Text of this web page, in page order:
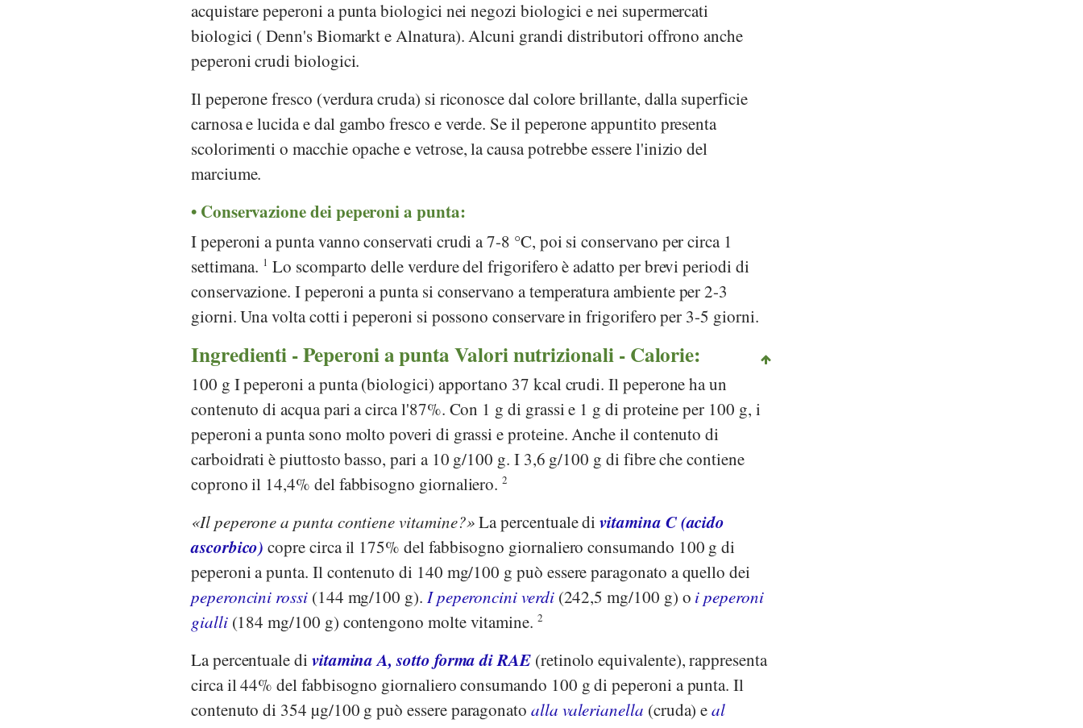
acquistare peperoni a punta biologici nei negozi biologici e nei supermercati
biologici (Denn's Biomarkte Alnatura). Alcuni grandi distributori offrono anche
peperoni crudi biologici.
Il peperone fresco (verdura cruda) si riconosce dal colore brillante, dalla superficie
carnosa e lucida e dal gambo fresco e verde. Se il peperone appuntito presenta
scolorimenti o macchie opache e vetrose, la causa potrebbe essere l'inizio del
marciume.
Conservazione dei peperoni a punta:
I peperoni a punta vanno conservati crudi a 7-8 °C, poi si conservano per circa 1
settimana. 1 Lo scomparto delle verdure del frigorifero è adatto per brevi periodi di
conservazione. I peperoni a punta si conservano a temperatura ambiente per 2-3
giorni. Una volta cotti i peperoni si possono conservare in frigorifero per 3-5 giorni.
Ingredienti - Peperoni a punta Valori nutrizionali - Calorie:
100 g I peperoni a punta (biologici) apportano 37 kcal crudi. Il peperone ha un
contenuto di acqua pari a circa l'87%. Con 1 g di grassi e 1 g di proteine per 100 g, i
peperoni a punta sono molto poveri di grassi e proteine. Anche il contenuto di
carboidrati è piuttosto basso, pari a 10 g/100 g. I 3,6 g/100 g di fibre che contiene
coprono il 14,4% del fabbisogno giornaliero.2
Il peperone a punta contiene vitamine? La percentuale divitamina C (acido
ascorbico) copre circa il 175% del fabbisogno giornaliero consumando 100 g di
peperoni a punta. Il contenuto di 140 mg/100 g può essere paragonato a quello dei
peperoncini rossi(144 mg/100 g). I peperoncini verdi(242,5 mg/100 g) o i peperoni
gialli(184 mg/100 g) contengono molte vitamine. 2
La percentuale di vitamina A, sotto forma di RAE (retinolo equivalente), rappresenta
circa il 44% del fabbisogno giornaliero consumando 100 g di peperoni a punta. Il
contenuto di 354 µg/100 g può essere paragonato alla valerianella (cruda) eal